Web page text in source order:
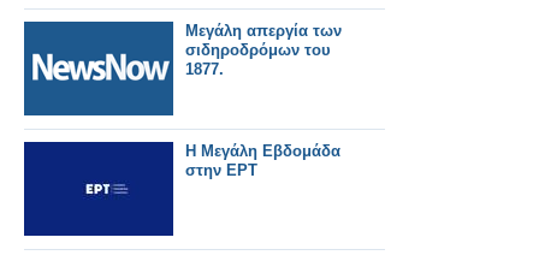
Μεγάλη απεργία των
σιδηροδρόμων του
1877.
Η Μεγάλη Εβδομάδα
στην ΕΡΤ